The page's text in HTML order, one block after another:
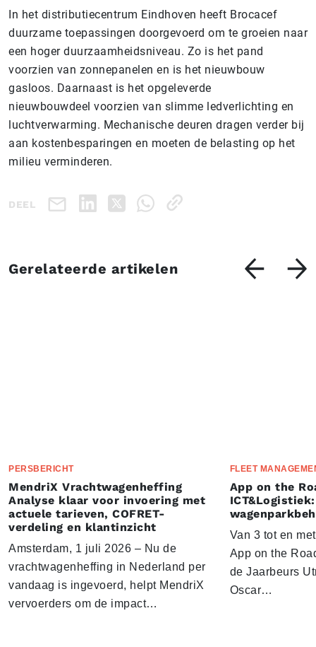
In het distributiecentrum Eindhoven heeft Brocacef
duurzame toepassingen doorgevoerd om te groeien naar
een hoger duurzaamheidsniveau. Zo is het pand
voorzien van zonnepanelen en is het nieuwbouw
gasloos. Daarnaast is het opgeleverde
nieuwbouwdeel voorzien van slimme ledverlichting en
luchtverwarming. Mechanische deuren dragen verder bij
aan kostenbesparingen en moeten de belasting op het
milieu verminderen.
DEEL
Gerelateerde artikelen
PERSBERICHT
MendriX Vrachtwagenheffing
Analyse klaar voor invoering met
actuele tarieven, COFRET-
verdeling en klantinzicht
Amsterdam, 1 juli 2026 – Nu de
vrachtwagenheffing in Nederland per
vandaag is ingevoerd, helpt MendriX
vervoerders om de impact…
FLEET
App on the
Van 3 tot en
App on the
de Jaarbeurs
Oscar…